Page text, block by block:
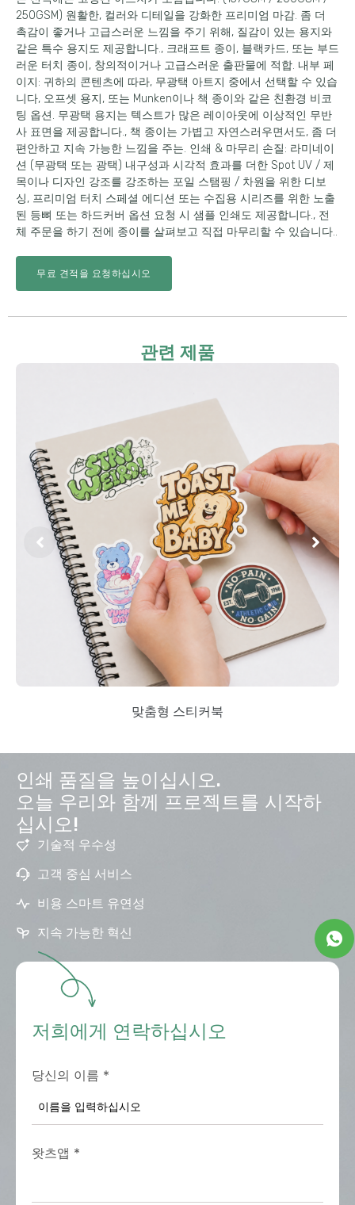
250GSM) 원활한, 컬러와 디테일을 강화한 프리미엄 마감. 좀 더
촉감이 좋거나 고급스러운 느낌을 주기 위해, 질감이 있는 용지와
같은 특수 용지도 제공합니다., 크래프트 종이, 블랙카드, 또는 부드
러운 터치 종이, 창의적이거나 고급스러운 출판물에 적합. 내부 페
이지: 귀하의 콘텐츠에 따라, 무광택 아트지 중에서 선택할 수 있습
니다, 오프셋 용지, 또는 Munken이나 책 종이와 같은 친환경 비코
팅 옵션. 무광택 용지는 텍스트가 많은 레이아웃에 이상적인 무반
사 표면을 제공합니다., 책 종이는 가볍고 자연스러우면서도, 좀 더
편안하고 지속 가능한 느낌을 주는. 인쇄 & 마무리 손질: 라미네이
션 (무광택 또는 광택) 내구성과 시각적 효과를 더한 Spot UV / 제
목이나 디자인 강조를 강조하는 포일 스탬핑 / 차원을 위한 디보
싱, 프리미엄 터치 스페셜 에디션 또는 수집용 시리즈를 위한 노출
된 등뼈 또는 하드커버 옵션 요청 시 샘플 인쇄도 제공합니다., 전
체 주문을 하기 전에 종이를 살펴보고 직접 마무리할 수 있습니다..
무료 견적을 요청하십시오
관련 제품
맞춤형 스티커북
인쇄 품질을 높이십시오.
오늘 우리와 함께 프로젝트를 시작하
십시오!
기술적 우수성
고객 중심 서비스
비용 스마트 유연성
지속 가능한 혁신
저희에게 연락하십시오
당신의 이름 *
왓츠앱 *